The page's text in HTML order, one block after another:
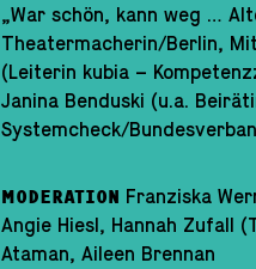
„War schön, kann weg …
Theatermacherin/Berlin,
(Leiterin kubia –
Janina Benduski (u.a.
Systemcheck/
MODERATION Franziska
Angie Hiesl, Hannah Zufall
Ataman, Aileen Brennan